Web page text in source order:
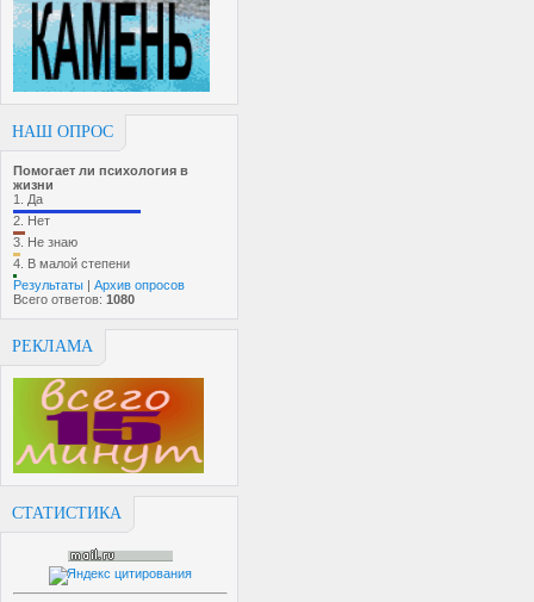
НАШ ОПРОС
Помогает ли психология в
жизни
1. Да
2. Нет
3. Не знаю
4. В малой степени
Результаты | Архив опросов
Всего ответов: 1080
РЕКЛАМА
СТАТИСТИКА